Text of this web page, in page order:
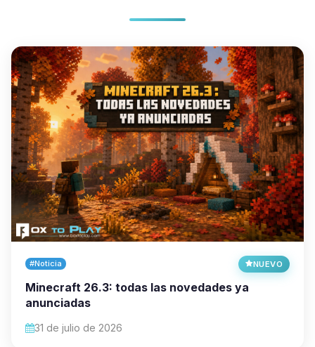
#Noticia NUEVO
Minecraft 26.3: todas las novedades ya
anunciadas
31 de julio de 2026